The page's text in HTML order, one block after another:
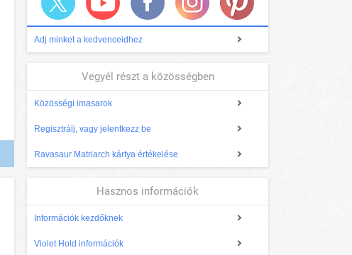
Adj minket a kedvenceidhez
Vegyél részt a közösségben
Közösségi imasarok
Regisztrálj, vagy jelentkezz be
Ravasaur Matriarch kártya értékelése
Hasznos információk
Információk kezdőknek
Violet Hold információk